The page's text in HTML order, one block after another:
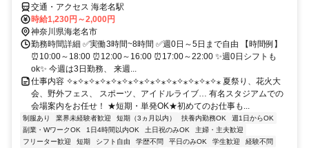
交通・アクセス 海老名駅
時給1,230円～2,000円
神奈川県海老名市
勤務時間詳細 ✅実働3時間~8時間 ✅週0日～5日まで自由 【時間例】
⏰10:00～18:00 ⏰12:00～16:00 ⏰17:00～22:00 ✨週0日シフトも
ok✨ 今週は3日勤務、 来週...
仕事内容 ✧⁎✧⁎✧⁎✧⁎✧⁎✧⁎✧⁎✧⁎✧⁎✧⁎✧⁎✧⁎✧⁎✧⁎ 夏祭り、花火大
会、野外フェス、 スポーツ、アイドルライブ… 有名スタジアムでの
会場案内をお任せ！ ★短期・単発OK★初めてのお仕事も...
制服あり 業界未経験者歓迎 短期（3ヵ月以内） 扶養内勤務OK
週1日からOK
副業・WワークOK
1日4時間以内OK 土日祝のみOK
主婦・主夫歓迎
フリーター歓迎
短期 シフト自由 学歴不問 平日のみOK 学生歓迎
経験不問